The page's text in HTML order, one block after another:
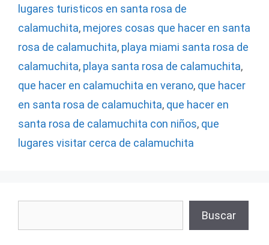
lugares turisticos en santa rosa de
calamuchita, mejores cosas que hacer en santa
rosa de calamuchita, playa miami santa rosa de
calamuchita, playa santa rosa de calamuchita,
que hacer en calamuchita en verano, que hacer
en santa rosa de calamuchita, que hacer en
santa rosa de calamuchita con niños, que
lugares visitar cerca de calamuchita
Buscar